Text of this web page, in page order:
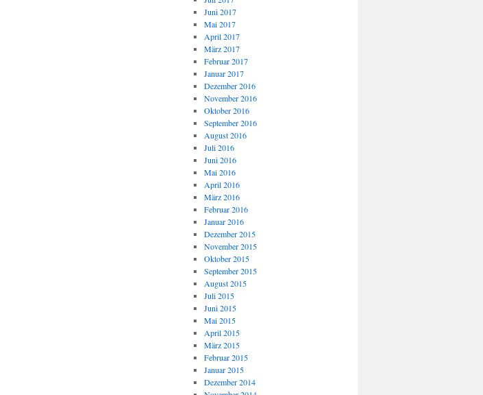
Juni 2017
Mai 2017
April 2017
März 2017
Februar 2017
Januar 2017
Dezember 2016
November 2016
Oktober 2016
September 2016
August 2016
Juli 2016
Juni 2016
Mai 2016
April 2016
März 2016
Februar 2016
Januar 2016
Dezember 2015
November 2015
Oktober 2015
September 2015
August 2015
Juli 2015
Juni 2015
Mai 2015
April 2015
März 2015
Februar 2015
Januar 2015
Dezember 2014